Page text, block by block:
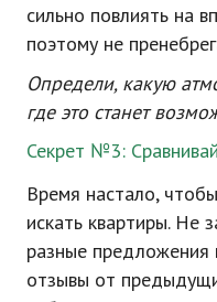
сильно повлиять на
поэтому не
Определи, какую
где это станет
Секрет №3:
Время настало,
искать квартиры. Не
разные предложения
отзывы от